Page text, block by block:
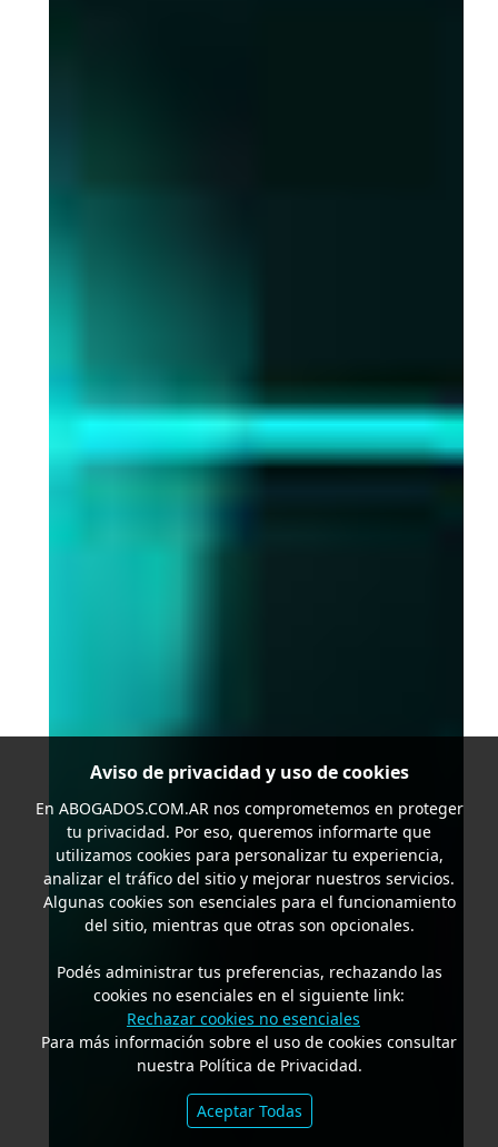
Aviso de privacidad y uso de cookies
En ABOGADOS.COM.ARnos comprometemos en proteger
tu privacidad. Por eso, queremos informarte que
utilizamos cookies para personalizar tu experiencia,
analizar el tráfico del sitio y mejorar nuestros servicios.
Algunas cookies son esenciales para el funcionamiento
del sitio, mientras que otras son opcionales.
Podés administrar tus preferencias, rechazando las
cookies no esenciales en el siguiente link:
Rechazar cookies no esenciales
Para más información sobre el uso de cookies consultar
nuestra Política de Privacidad.
Aceptar Todas